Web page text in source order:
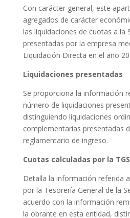
Con carácter general, este
agregados de carácter
las liquidaciones de cuotas a la
presentadas por la empresa
Liquidación Directa en el año
Liquidaciones presentadas
Se proporciona la información
número de liquidaciones
distinguiendo liquidaciones
complementarias presentadas
reglamentario de ingreso.
Cuotas calculadas por la
Detalla la información referida
por la Tesorería General de la
acuerdo con la información
la obrante en esta entidad,